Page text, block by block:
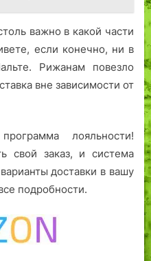
важно в какой части
если конечно, ни в
Рижанам повезло
вне зависимости от
лояльности!
свой заказ, и система
доставки в вашу
подробности.